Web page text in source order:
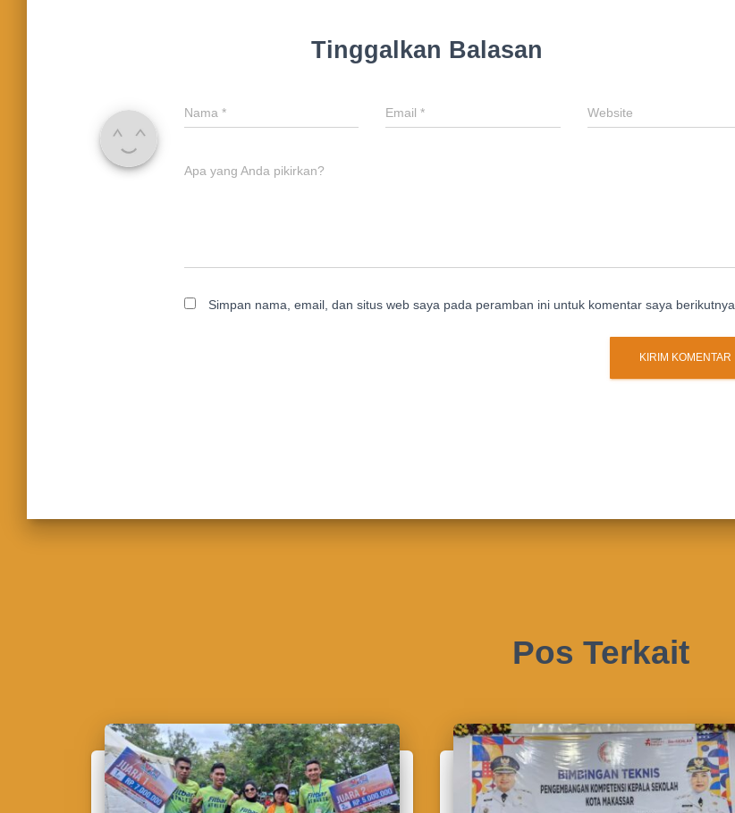
Tinggalkan Balasan
Nama * Email* Website
Apa yang Anda pikirkan?
Simpan nama, email, dan situs web saya pada peramban ini untuk komentar saya berikutnya.
Pos Terkait